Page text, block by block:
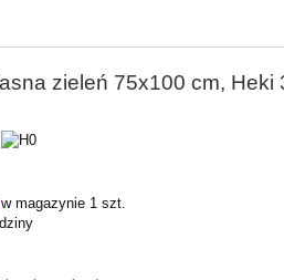
zieleń 75x100 cm, Heki
magazynie 1 szt.